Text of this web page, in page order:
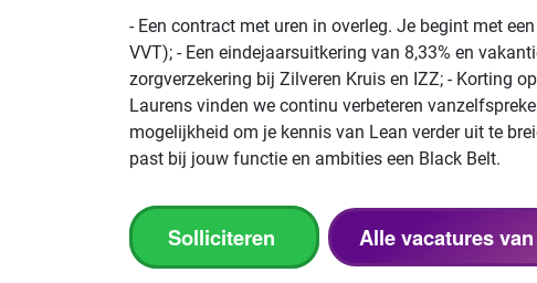
- Een contract met uren in overleg. Je begint met
VVT); - Een eindejaarsuitkering van 8,33% en
zorgverzekering bij Zilveren Kruis en IZZ; - Korting
Laurens vinden we continu verbeteren
mogelijkheid om je kennis van Lean verder uit te
past bij jouw functie en ambities een Black Belt.
Solliciteren Alle vacatures